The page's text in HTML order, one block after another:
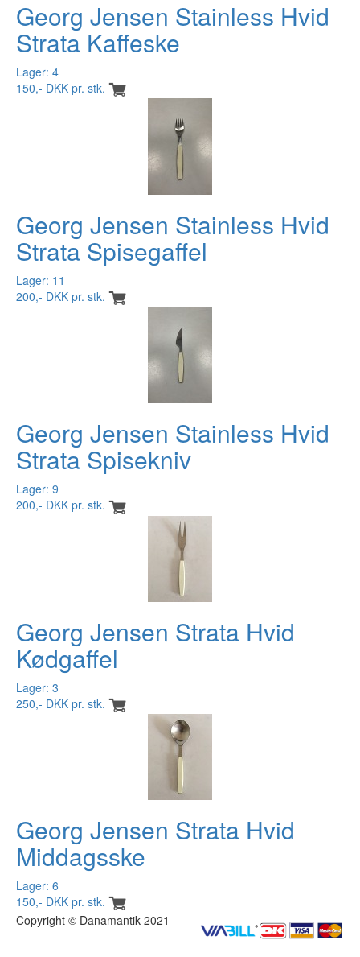
Georg Jensen Stainless Hvid
Strata Kaffeske
Lager: 4
150,- DKK pr. stk.
Georg Jensen Stainless Hvid
Strata Spisegaffel
Lager: 11
200,- DKK pr. stk.
Georg Jensen Stainless Hvid
Strata Spisekniv
Lager: 9
200,- DKK pr. stk.
Georg Jensen Strata Hvid
Kødgaffel
Lager: 3
250,- DKK pr. stk.
Georg Jensen Strata Hvid
Middagsske
Lager: 6
150,- DKK pr. stk.
Copyright © Danamantik 2021